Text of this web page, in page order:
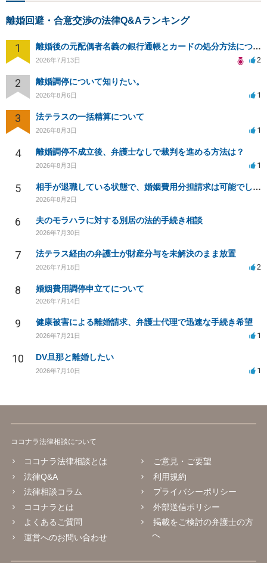
離婚回避・合意交渉の法律Q&Aランキング
1 離婚後の元配偶者名義の銀行通帳とカードの処分方法について
2026年7月13日 2
2 離婚調停について知りたい。
2026年8月6日 1
3 法テラスの一括精算について
2026年8月3日 1
4 離婚調停不成立後、弁護士なしで裁判を進める方法は？
2026年8月3日 1
5 相手が退職している状態で、婚姻費用分担請求は可能でしょうか？
2026年8月2日
6 夫のモラハラに対する別居の法的手続き相談
2026年7月30日
7 法テラス経由の弁護士が財産分与を未解決のまま放置
2026年7月18日 2
8 婚姻費用調停申立てについて
2026年7月14日
9 健康被害による離婚請求、弁護士代理で迅速な手続き希望
2026年7月21日 1
10 DV旦那と離婚したい
2026年7月10日 1
ココナラ法律相談について
ココナラ法律相談とは
法律Q&A
法律相談コラム
ココナラとは
よくあるご質問
運営へのお問い合わせ
ご意見・ご要望
利用規約
プライバシーポリシー
外部送信ポリシー
掲載をご検討の弁護士の方
へ